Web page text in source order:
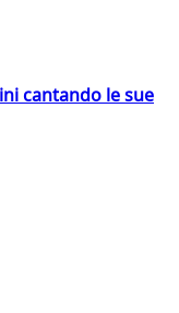
cantando le sue